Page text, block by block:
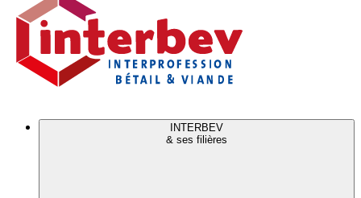
site
INTERBEV
& ses filières